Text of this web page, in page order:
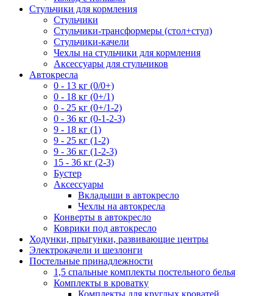
Стульчики для кормления
Стульчики
Стульчики-трансформеры (стол+стул)
Стульчики-качели
Чехлы на стульчики для кормления
Аксессуары для стульчиков
Автокресла
0 - 13 кг (0/0+)
0 - 18 кг (0+/1)
0 - 25 кг (0+/1-2)
0 - 36 кг (0-1-2-3)
9 - 18 кг (1)
9 - 25 кг (1-2)
9 - 36 кг (1-2-3)
15 - 36 кг (2-3)
Бустер
Аксессуары
Вкладыши в автокресло
Чехлы на автокресла
Конверты в автокресло
Коврики под автокресло
Ходунки, прыгунки, развивающие центры
Электрокачели и шезлонги
Постельные принадлежности
1,5 спальные комплекты постельного белья
Комплекты в кроватку
Комплекты для круглых кроватей